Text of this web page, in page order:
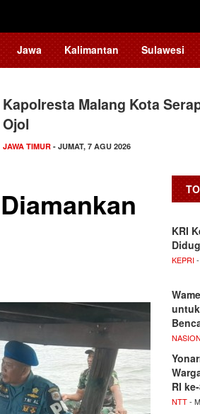
Jawa Kalimantan Sulawesi
Kapolresta Malang Kota
Ojol
JAWA TIMUR - JUMAT, 7 AGU 2026
KRI
KEPRI
RI
NTT-